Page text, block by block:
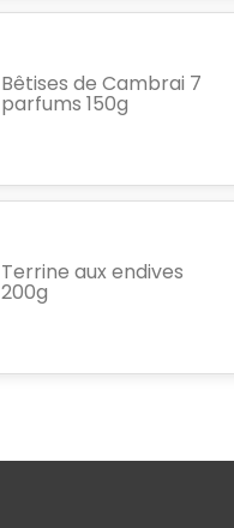
Bêtises de Cambrai 7
parfums 150g
Terrine aux endives
200g